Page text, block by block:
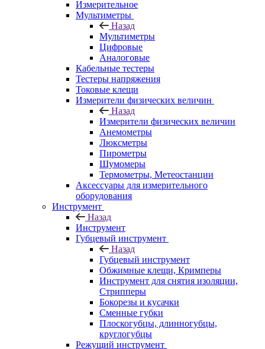
Измерительное
Мультиметры
Назад
Мультиметры
Цифровые
Аналоговые
Кабельные тестеры
Тестеры напряжения
Токовые клещи
Измерители физических величин
Назад
Измерители физических величин
Анемометры
Люксметры
Пирометры
Шумомеры
Термометры, Метеостанции
Аксессуары для измерительного
оборудования
Инструмент
Назад
Инструмент
Губцевый инструмент
Назад
Губцевый инструмент
Обжимные клещи, Кримперы
Инструмент для снятия изоляции,
Стрипперы
Бокорезы и кусачки
Сменные губки
Плоскогубцы, длинногубцы,
круглогубцы
Режущий инструмент